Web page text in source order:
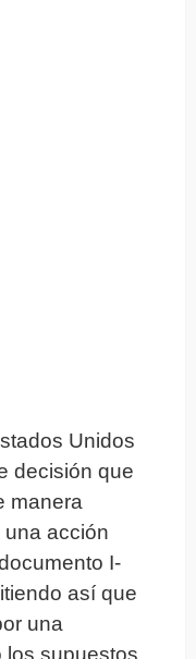
Unidos
decisión que
manera
una acción
I-
así que
una
los supuestos